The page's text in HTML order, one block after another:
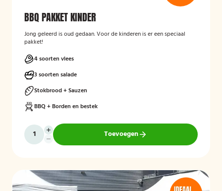
BBQ PAKKET KINDER
Jong geleerd is oud gedaan. Voor de kinderen is er een speciaal
pakket!
4 soorten vlees
3 soorten salade
Stokbrood + Sauzen
BBQ + Borden en bestek
Toevoegen